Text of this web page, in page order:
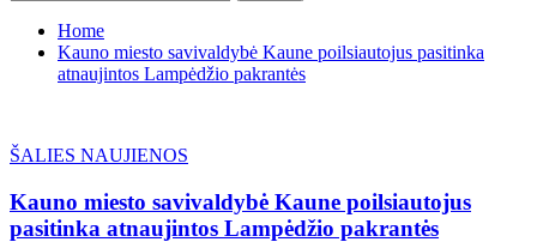
Home
Kauno miesto savivaldybė Kaune poilsiautojus pasitinka
atnaujintos Lampėdžio pakrantės
ŠALIES NAUJIENOS
Kauno miesto savivaldybė Kaune poilsiautojus
pasitinka atnaujintos Lampėdžio pakrantės